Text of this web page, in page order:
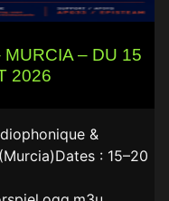
– DU 15
2026
&
: 15–20